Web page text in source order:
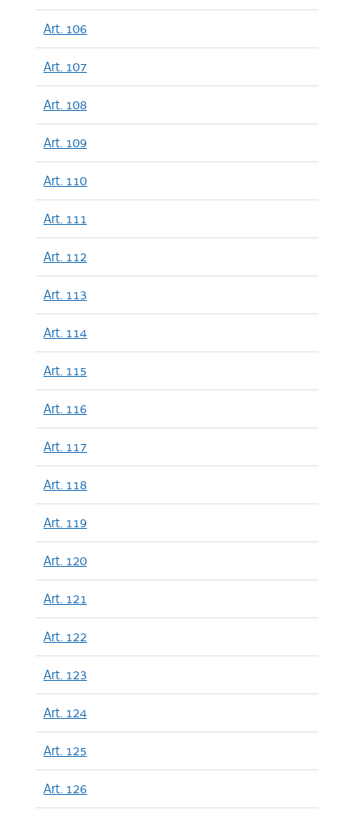
Art. 106
Art. 107
Art. 108
Art. 109
Art. 110
Art. 111
Art. 112
Art. 113
Art. 114
Art. 115
Art. 116
Art. 117
Art. 118
Art. 119
Art. 120
Art. 121
Art. 122
Art. 123
Art. 124
Art. 125
Art. 126